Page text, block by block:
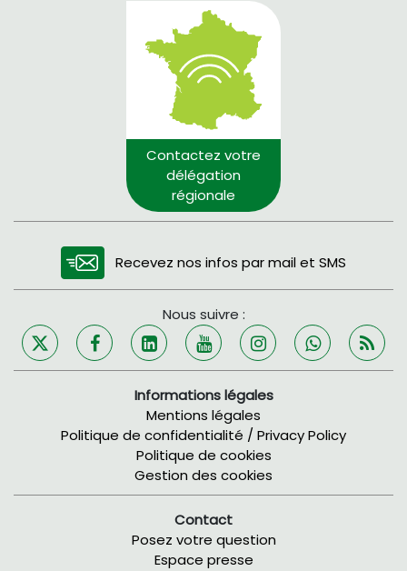
Contactez votre
délégation
régionale
Recevez nos infos par mail et SMS
Nous suivre :
Informations légales
Mentions légales
Politique de confidentialité / Privacy Policy
Politique de cookies
Gestion des cookies
Contact
Posez votre question
Espace presse